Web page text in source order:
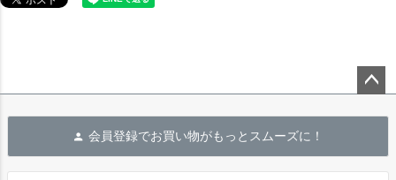
へ
会員登録でお買い物がもっとスムーズに！